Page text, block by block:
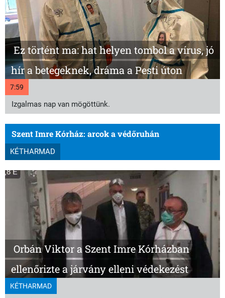
Ez történt ma: hat helyen tombol a vírus, jó
hír a betegeknek, dráma a Pesti úton
7:59
Izgalmas nap van mögöttünk.
Szent Imre Kórház: arcok a védőruhán
KÉTHARMAD
Orbán Viktor a Szent Imre Kórházban
ellenőrizte a járvány elleni védekezést
KÉTHARMAD